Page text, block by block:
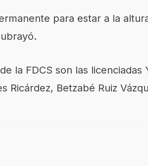
para estar a la
la FDCS son las licenciadas
Ricárdez, Betzabé Ruiz